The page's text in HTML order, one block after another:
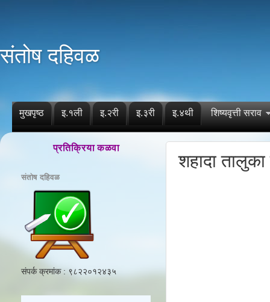
संतोष दहिवळ
मुखपृष्ठ इ.१ली इ.२री इ.३री इ.४थी शिष्यवृत्ती सराव
शहादा
प्रतिक्रिया कळवा
संतोष दहिवळ
संपर्क क्रमांक : ९८२२०१२४३५